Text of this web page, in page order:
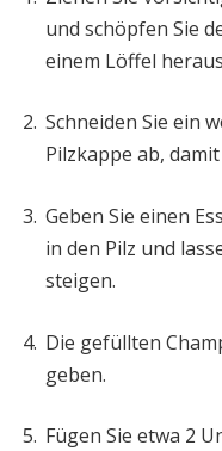
und schöpfen Sie
einem Löffel
Schneiden Sie ein
Pilzkappe ab,
Geben Sie einen
in den Pilz und
steigen.
Die gefüllten
geben.
Fügen Sie etwa 2